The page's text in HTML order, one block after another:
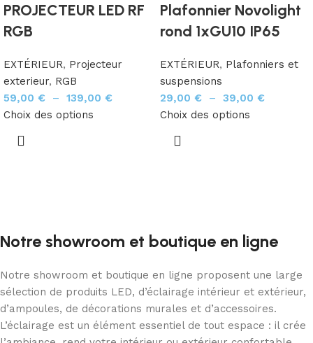
PROJECTEUR LED RF
RGB
EXTÉRIEUR, Projecteur
exterieur, RGB
59,00 € – 139,00 €
Choix des options
Plafonnier Novolight
rond 1xGU10 IP65
EXTÉRIEUR, Plafonniers et
suspensions
29,00 € – 39,00 €
Choix des options
Notre showroom et boutique en ligne
Notre showroom et boutique en ligne proposent une large
sélection de produits LED, d’éclairage intérieur et extérieur,
d’ampoules, de décorations murales et d’accessoires.
L’éclairage est un élément essentiel de tout espace : il crée